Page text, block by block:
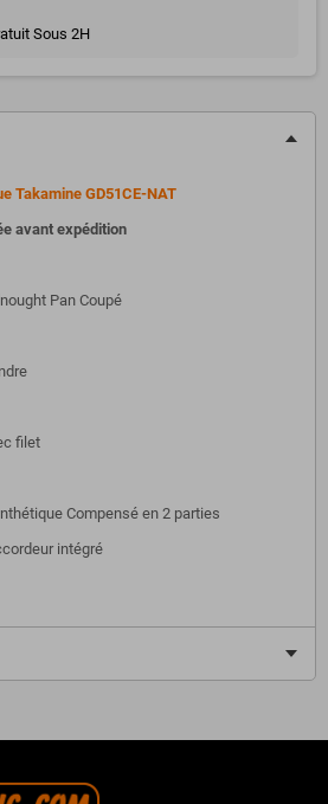
Sous 2H
Takamine GD51CE-NAT
avant expédition
Pan Coupé
filet
Compensé en 2 parties
intégré